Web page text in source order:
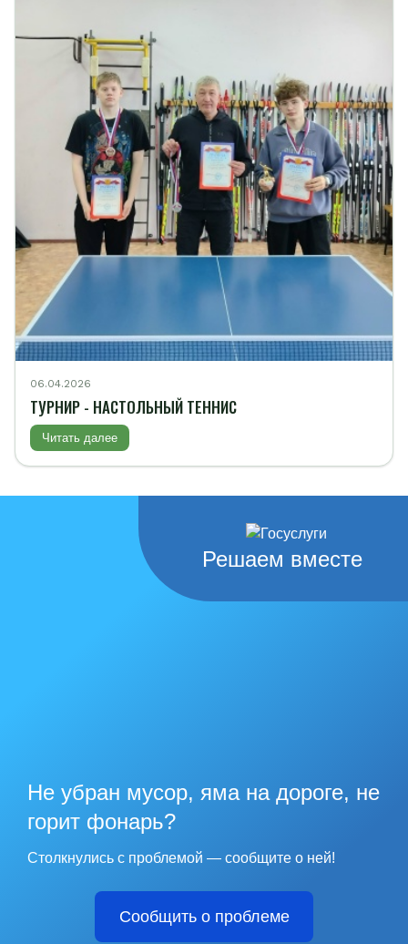
06.04.2026
ТУРНИР - НАСТОЛЬНЫЙ ТЕННИС
Читать далее
Решаем вместе
Не убран мусор, яма на дороге, не
горит фонарь?
Столкнулись с проблемой — сообщите о ней!
Сообщить о проблеме